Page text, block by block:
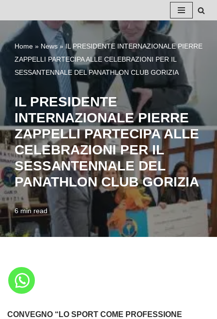
al
Home » News»IL PRESIDENTE INTERNAZIONALE PIERRE
ZAPPELLI PARTECIPA ALLE CELEBRAZIONI PER IL
SESSANTENNALE DEL PANATHLON CLUB GORIZIA
IL PRESIDENTE
INTERNAZIONALE PIERRE
ZAPPELLI PARTECIPA ALLE
CELEBRAZIONI PER IL
SESSANTENNALE DEL
PANATHLON CLUB GORIZIA
6 min read
CONVEGNO “LO SPORT COME PROFESSIONE